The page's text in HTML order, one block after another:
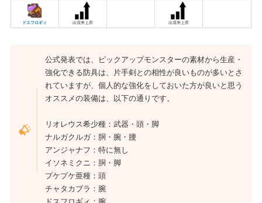
ドスフロギィ 出現率上昇 出現率上昇
公式発表では、ピックアップモンスターの素材から生産・
強化できる防具は、片手剣との相性が良いものが多いとさ
れていますが、個人的な強化をしておいた方が良いと思う
オススメの装備は、以下の通りです。
リオレウス希少種：武器・頭・脚
ナルガクルガ：胴・腕・腰
アンジャナフ：特に無し
イソネミクニ：胴・脚
プケプケ亜種：頭
チャタカブラ：腕